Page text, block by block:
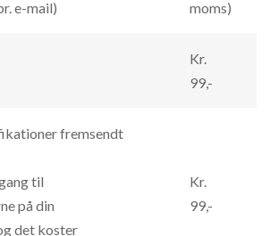
e-mail)
moms)
Kr.
99,-
fremsendt
til
på din
det koster
Kr.
99,-